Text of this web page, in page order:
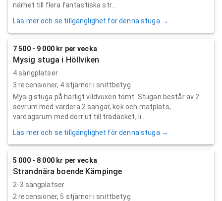
närhet till flera fantastiska str...
Läs mer och se tillgänglighet för denna stuga →
7 500 - 9 000 kr per vecka
Mysig stuga i Höllviken
4 sängplatser
3 recensioner, 4 stjärnor i snittbetyg
Mysig stuga på härligt vildvuxen tomt. Stugan består av 2
sovrum med vardera 2 sängar, kök och matplats,
vardagsrum med dörr ut till trädäcket, li...
Läs mer och se tillgänglighet för denna stuga →
5 000 - 8 000 kr per vecka
Strandnära boende Kämpinge
2-3 sängplatser
2 recensioner, 5 stjärnor i snittbetyg